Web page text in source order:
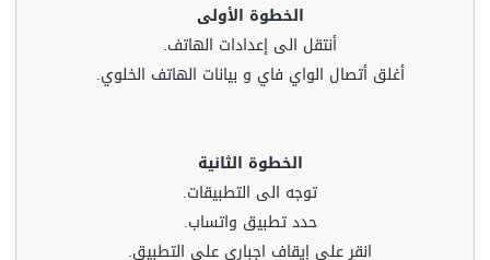
الخطوة الأولى
أنتقل الى إعدادات الهاتف.
أغلق أتصال الواي فاي و بيانات الهاتف الخلوي.
الخطوة الثانية
توجه الى التطبيقات.
حدد تطبيق واتساب.
انقر على إيقاف اجباري على التطبيق.